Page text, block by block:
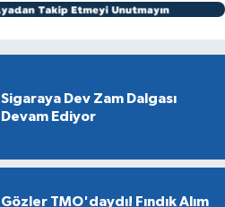
Sigaraya Dev Zam Dalgası
Devam Ediyor
Gözler TMO'daydı! Fındık Alım